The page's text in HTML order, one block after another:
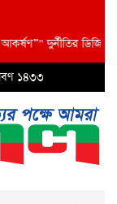
দুর্নীতির ডিজিটাল
১৪৩৩